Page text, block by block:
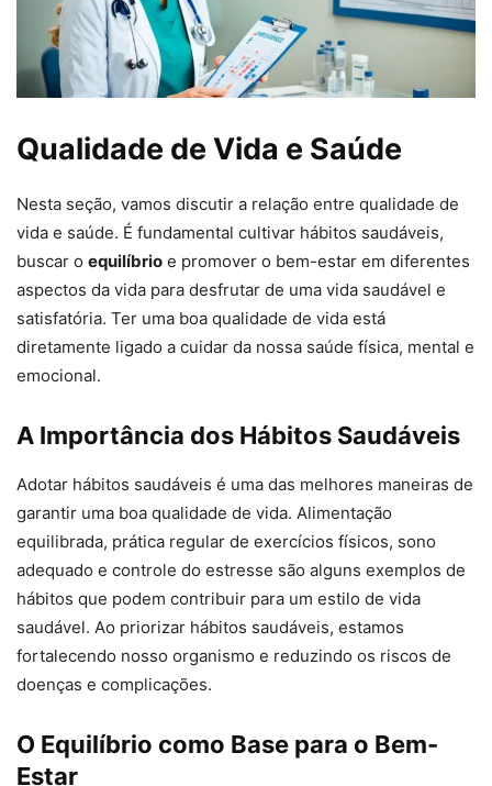
Qualidade de Vida e Saúde
Nesta seção, vamos discutir a relação entre qualidade de
vida e saúde. É fundamental cultivar hábitos saudáveis,
buscar o equilíbrio e promover o bem-estar em diferentes
aspectos da vida para desfrutar de uma vida saudável e
satisfatória. Ter uma boa qualidade de vida está
diretamente ligado a cuidar da nossa saúde física, mental e
emocional.
A Importância dos Hábitos Saudáveis
Adotar hábitos saudáveis é uma das melhores maneiras de
garantir uma boa qualidade de vida. Alimentação
equilibrada, prática regular de exercícios físicos, sono
adequado e controle do estresse são alguns exemplos de
hábitos que podem contribuir para um estilo de vida
saudável. Ao priorizar hábitos saudáveis, estamos
fortalecendo nosso organismo e reduzindo os riscos de
doenças e complicações.
O Equilíbrio como Base para o Bem-
Estar